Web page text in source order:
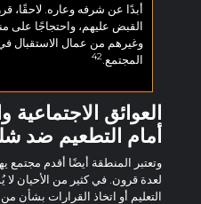
أبدًا عن شرفه وعاره. لاحقًا، قرر
القبض عليهم، واحتجاجًا على
وغيرهم من عمال الاستقبال في
المجتمع.
العوائق الاجتماعية
أمام التطعيم ضد شلل
وتعتبر المنطقة أيضًا أقدم مجتمع
لعدة قرون. في كثير من الأحيان لا
التعليم أو اتخاذ القرارات بشأن من